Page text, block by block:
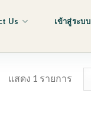
Us เข้าสู่ระบบ
แสดง 1 รายการ